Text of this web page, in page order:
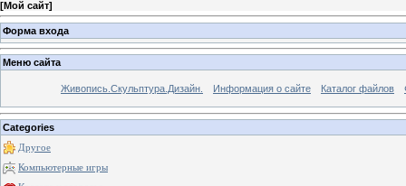
[Мой сайт]
Форма входа
Меню сайта
Живопись.Скульптура.Дизайн. Информация о сайте Каталог файлов
Categories
Другое
Компьютерные игры